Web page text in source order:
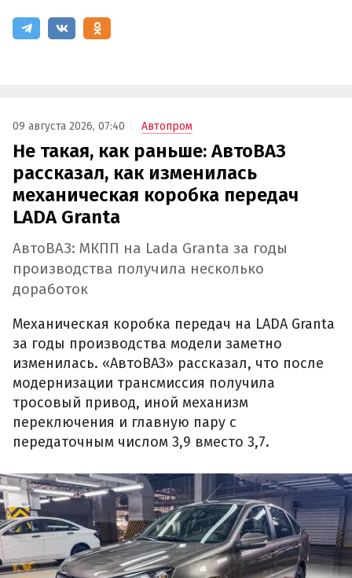
09 августа 2026, 07:40 Автопром
Не такая, как раньше: АвтоВАЗ
рассказал, как изменилась
механическая коробка передач
LADA Granta
АвтоВАЗ: МКПП на Lada Granta за годы
производства получила несколько
доработок
Механическая коробка передач на LADA Granta
за годы производства модели заметно
изменилась. «АвтоВАЗ» рассказал, что после
модернизации трансмиссия получила
тросовый привод, иной механизм
переключения и главную пару с
передаточным числом 3,9 вместо 3,7.